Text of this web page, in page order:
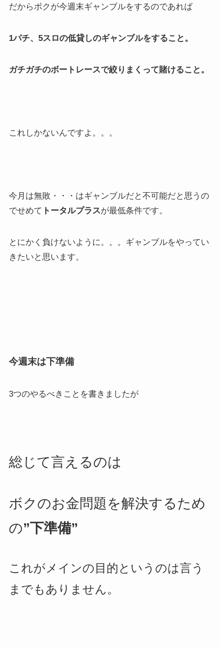
だからボクが今週末ギャンブルをするのであれば
1パチ、5スロの低貸しのギャンブルをすること。
ガチガチのボートレースで絞りまくって賭けること。
これしかないんですよ。。。
今月は無敗・・・はギャンブルだと不可能だと思うの
でせめて トータルプラスが最低条件です。
とにかく負けないように。。。ギャンブルをやってい
きたいと思います。
今週末は下準備
3つのやるべきことを書きましたが
総じて言えるのは
ボクのお金問題を解決するため
の”下準備”
これがメインの目的というのは言う
までもありません。